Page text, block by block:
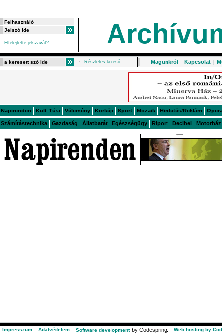
Elfelejtette jelszavát?
Részletes kereső Magunkról | Kapcsolat |
Napirenden Kult-Túra Vélemény Körkép Sport Mozaik Hirdetés/Reklám Opera
Számítástechnika Gazdaság Állatbarát Egészségügy Riport Decibel Motorház
Impresszum Adatvédelem Software development by Codespring. Web hosting by